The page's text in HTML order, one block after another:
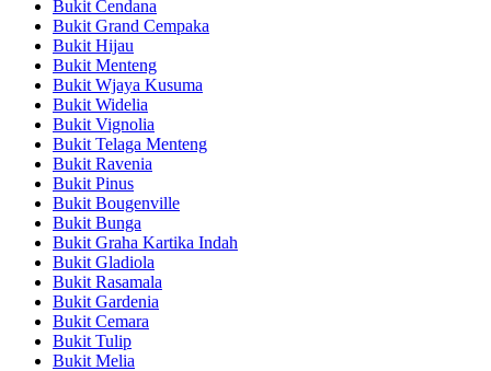
Bukit Cendana
Bukit Grand Cempaka
Bukit Hijau
Bukit Menteng
Bukit Wjaya Kusuma
Bukit Widelia
Bukit Vignolia
Bukit Telaga Menteng
Bukit Ravenia
Bukit Pinus
Bukit Bougenville
Bukit Bunga
Bukit Graha Kartika Indah
Bukit Gladiola
Bukit Rasamala
Bukit Gardenia
Bukit Cemara
Bukit Tulip
Bukit Melia